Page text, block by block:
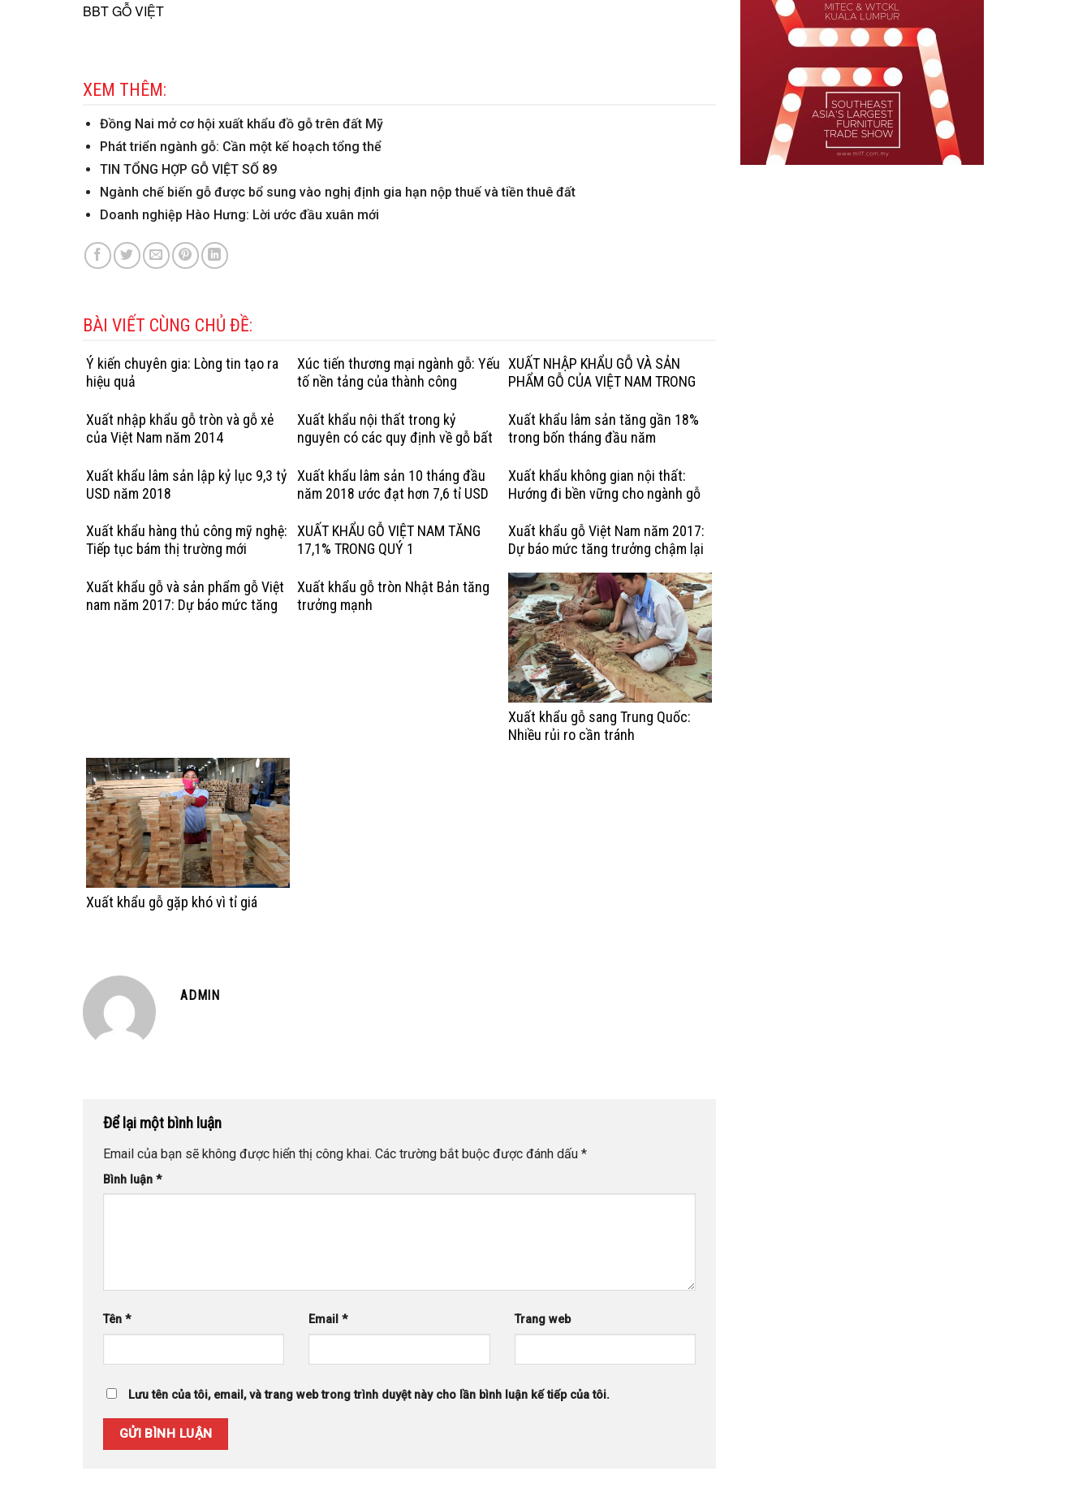
BBT GỖ VIỆT
XEM THÊM:
Đồng Nai mở cơ hội xuất khẩu đồ gỗ trên đất Mỹ
Phát triển ngành gỗ: Cần một kế hoạch tổng thể
TIN TỔNG HỢP GỖ VIỆT SỐ 89
Ngành chế biến gỗ được bổ sung vào nghị định gia hạn nộp thuế và tiền thuê đất
Doanh nghiệp Hào Hưng: Lời ước đầu xuân mới
BÀI VIẾT CÙNG CHỦ ĐỀ:
Ý kiến chuyên gia: Lòng tin tạo ra
hiệu quả
Xúc tiến thương mại ngành gỗ: Yếu
tố nền tảng của thành công
XUẤT NHẬP KHẨU GỖ VÀ SẢN
PHẨM GỖ CỦA VIỆT NAM TRONG
Xuất nhập khẩu gỗ tròn và gỗ xẻ
của Việt Nam năm 2014
Xuất khẩu nội thất trong kỷ
nguyên có các quy định về gỗ bất
Kỳ
Xuất khẩu lâm sản tăng gần 18%
trong bốn tháng đầu năm
Xuất khẩu lâm sản lập kỷ lục 9,3 tỷ
USD năm 2018
Xuất khẩu lâm sản 10 tháng đầu
năm 2018 ước đạt hơn 7,6 tỉ USD
Xuất khẩu không gian nội thất:
Hướng đi bền vững cho ngành gỗ
Xuất khẩu hàng thủ công mỹ nghệ:
Tiếp tục bám thị trường mới
XUẤT KHẨU GỖ VIỆT NAM TĂNG
17,1% TRONG QUÝ 1
Xuất khẩu gỗ Việt Nam năm 2017:
Dự báo mức tăng trưởng chậm lại
Xuất khẩu gỗ và sản phẩm gỗ Việt
nam năm 2017: Dự báo mức tăng
Xuất khẩu gỗ tròn Nhật Bản tăng
trưởng mạnh
Xuất khẩu gỗ sang Trung Quốc:
Nhiều rủi ro cần tránh
Xuất khẩu gỗ gặp khó vì tỉ giá
ADMIN
Để lại một bình luận
Email của bạn sẽ không được hiển thị công khai. Các trường bắt buộc được đánh dấu *
Bình luận *
Tên * Email* Trang web
Lưu tên của tôi, email, và trang web trong trình duyệt này cho lần bình luận kế tiếp của tôi.